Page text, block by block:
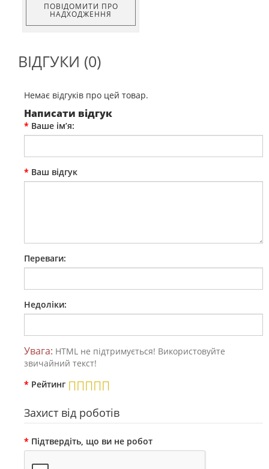
ПОВІДОМИТИ ПРО
НАДХОДЖЕННЯ
ВІДГУКИ (0)
Немає відгуків про цей товар.
Написати відгук
Ваше ім’я:
Ваш відгук
Переваги:
Недоліки:
Увага: HTML не підтримується! Використовуйте
звичайний текст!
Рейтинг
Захист від роботів
Підтвердіть, що ви не робот